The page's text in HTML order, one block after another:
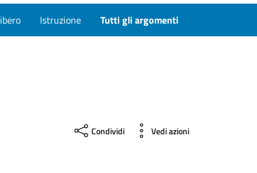
Istruzione Tutti gli argomenti
Condividi Vedi azioni